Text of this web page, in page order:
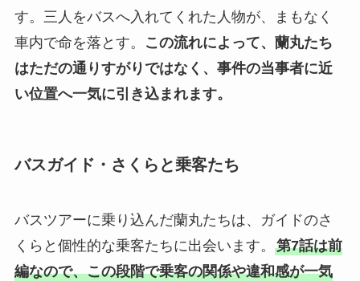
す。三人をバスへ入れてくれた人物が、まもなく
車内で命を落とす。
この流れによって、蘭丸たち
はただの通りすがりではなく、事件の当事者に近
い位置へ一気に引き込まれます。
バスガイド・さくらと乗客たち
バスツアーに乗り込んだ蘭丸たちは、ガイドのさ
くらと個性的な乗客たちに出会います。 第7話は前
編なので、この段階で乗客の関係や違和感が一気